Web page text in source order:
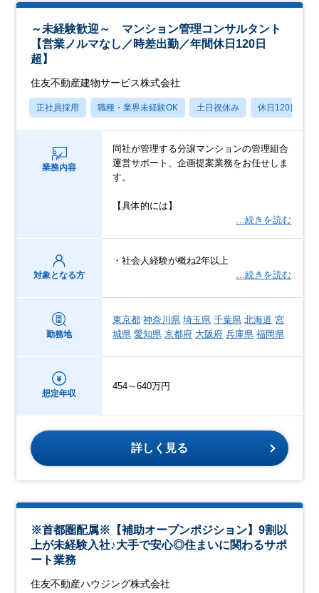
～未経験歓迎～ マンション管理コンサルタント
【営業ノルマなし／時差出勤／年間休日120日
超】
住友不動産建物サービス株式会社
正社員採用 職種・業界未経験OK 土日祝休み 休日120日以上
業務内容
同社が管理する分譲マンションの管理組合
運営サポート、企画提案業務をお任せしま
す。
【具体的には】
…続きを読む
対象となる方
・社会人経験が概ね2年以上
…続きを読む
勤務地
東京都 神奈川県 埼玉県 千葉県 北海道 宮
城県 愛知県 京都府 大阪府 兵庫県 福岡県
想定年収
454～640万円
詳しく見る
※首都圏配属※【補助オープンポジション】9割以
上が未経験入社♪大手で安心◎住まいに関わるサポ
ート業務
住友不動産ハウジング株式会社